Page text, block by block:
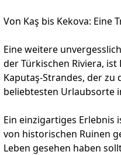
Von Kaş bis Kekova: Eine
Eine weitere
der Türkischen Riviera,
Kaputaş-Strandes, der zu
beliebtesten Urlaubsorte
Ein einzigartiges Erlebnis
von historischen Ruinen
Leben gesehen haben